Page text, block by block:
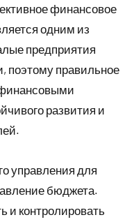
финансовое
одним из
предприятия
поэтому правильное
развития и
управления для
бюджета.
и контролировать